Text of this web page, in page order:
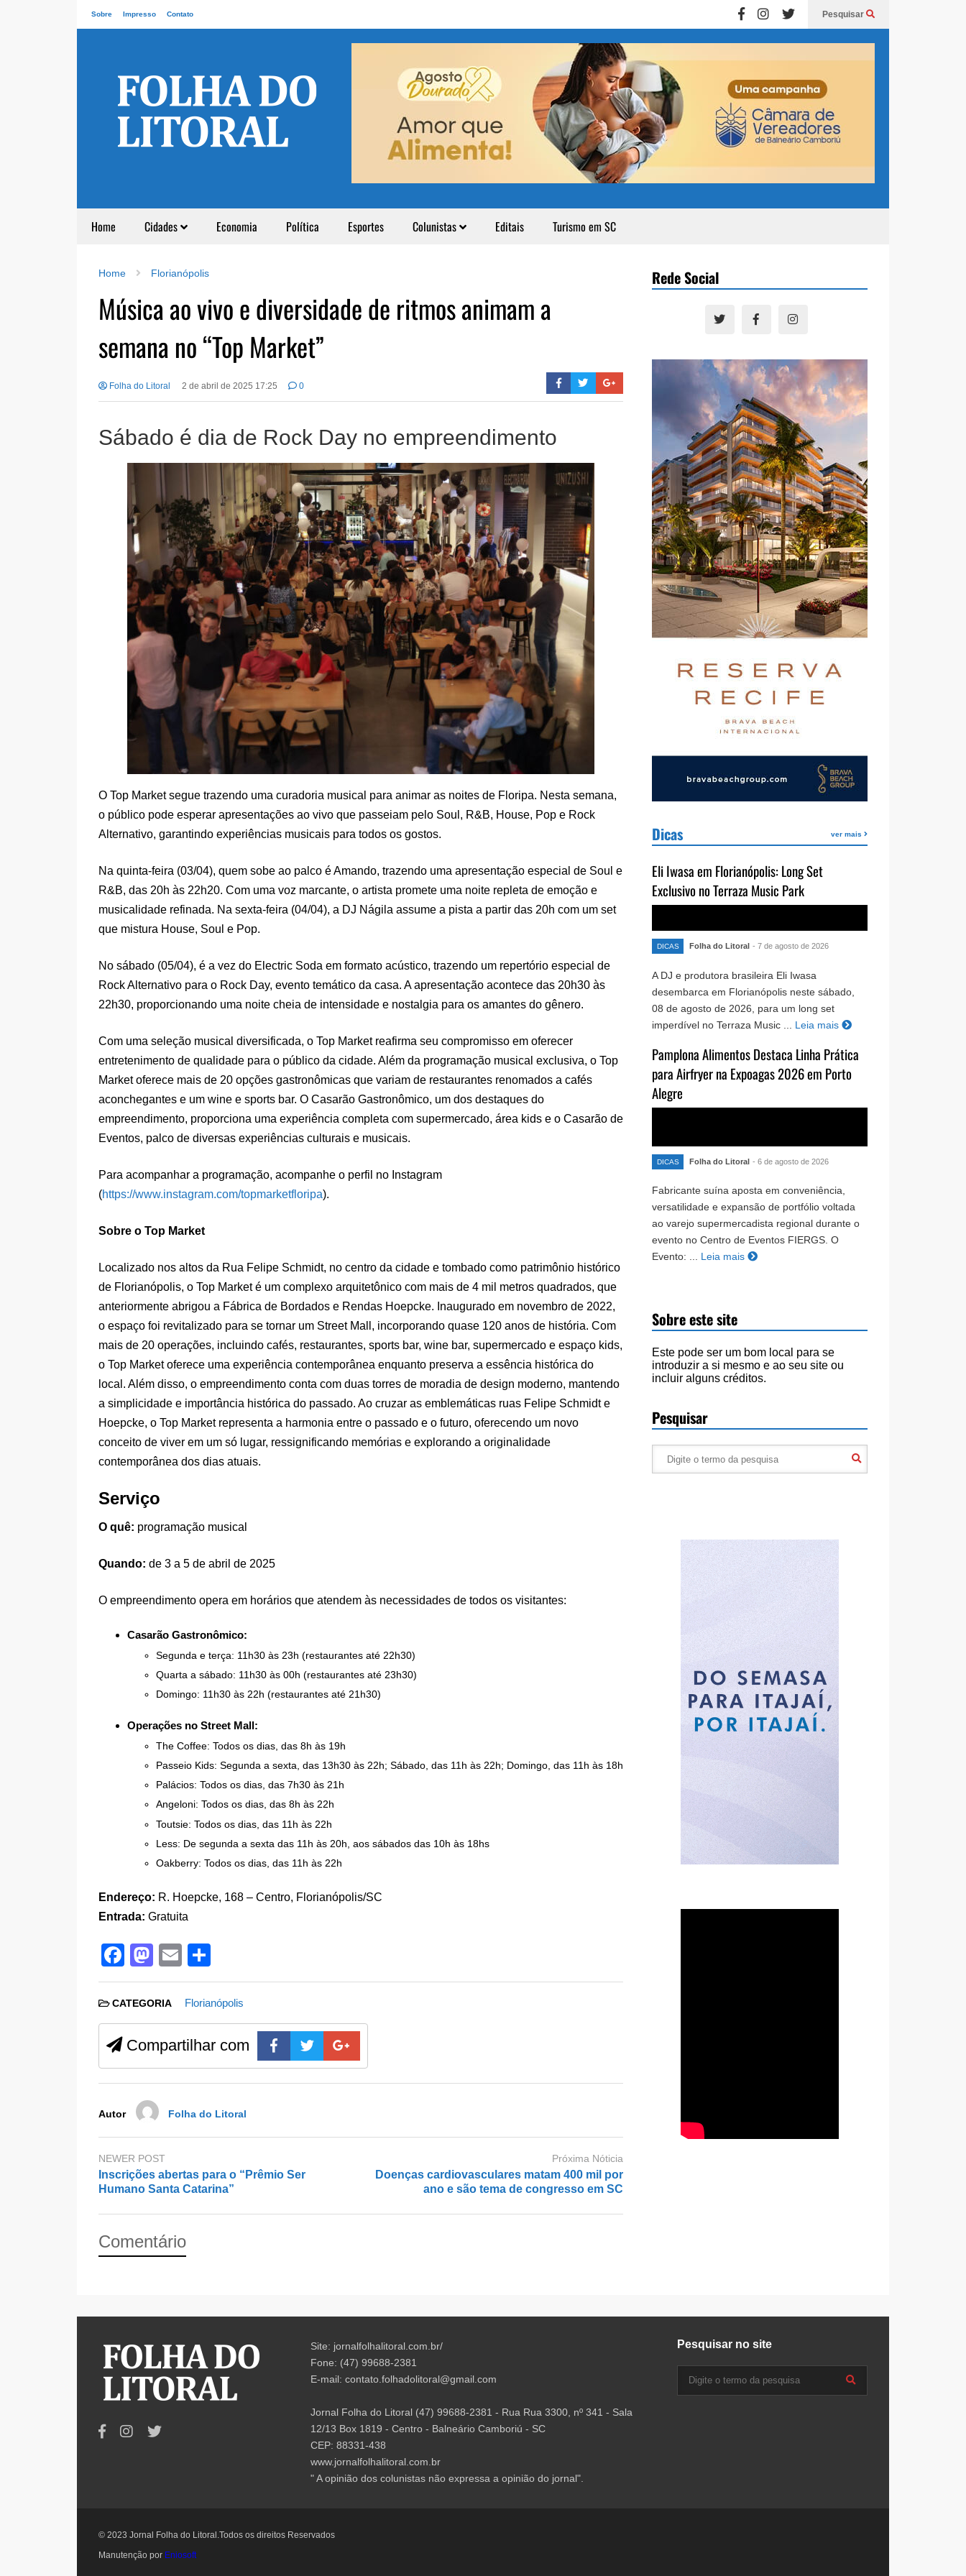
Sobre Impresso Contato Pesquisar
Home Cidades Economia Política Esportes Colunistas Editais Turismo em SC
Home Florianópolis
Música ao vivo e diversidade de ritmos animam a
semana no “Top Market”
Folha do Litoral 2 de abril de 2025 17:25 0
Sábado é dia de Rock Day no empreendimento
O Top Market segue trazendo uma curadoria musical para animar as noites de Floripa. Nesta semana,
o público pode esperar apresentações ao vivo que passeiam pelo Soul, R&B, House, Pop e Rock
Alternativo, garantindo experiências musicais para todos os gostos.
Na quinta-feira (03/04), quem sobe ao palco é Amando, trazendo uma apresentação especial de Soul e
R&B, das 20h às 22h20. Com uma voz marcante, o artista promete uma noite repleta de emoção e
musicalidade refinada. Na sexta-feira (04/04), a DJ Nágila assume a pista a partir das 20h com um set
que mistura House, Soul e Pop.
No sábado (05/04), é a vez do Electric Soda em formato acústico, trazendo um repertório especial de
Rock Alternativo para o Rock Day, evento temático da casa. A apresentação acontece das 20h30 às
22h30, proporcionando uma noite cheia de intensidade e nostalgia para os amantes do gênero.
Com uma seleção musical diversificada, o Top Market reafirma seu compromisso em oferecer
entretenimento de qualidade para o público da cidade. Além da programação musical exclusiva, o Top
Market oferece mais de 20 opções gastronômicas que variam de restaurantes renomados a cafés
aconchegantes e um wine e sports bar. O Casarão Gastronômico, um dos destaques do
empreendimento, proporciona uma experiência completa com supermercado, área kids e o Casarão de
Eventos, palco de diversas experiências culturais e musicais.
Para acompanhar a programação, acompanhe o perfil no Instagram
(https://www.instagram.com/topmarketfloripa).
Sobre o Top Market
Localizado nos altos da Rua Felipe Schmidt, no centro da cidade e tombado como patrimônio histórico
de Florianópolis, o Top Market é um complexo arquitetônico com mais de 4 mil metros quadrados, que
anteriormente abrigou a Fábrica de Bordados e Rendas Hoepcke. Inaugurado em novembro de 2022,
o espaço foi revitalizado para se tornar um Street Mall, incorporando quase 120 anos de história. Com
mais de 20 operações, incluindo cafés, restaurantes, sports bar, wine bar, supermercado e espaço kids,
o Top Market oferece uma experiência contemporânea enquanto preserva a essência histórica do
local. Além disso, o empreendimento conta com duas torres de moradia de design moderno, mantendo
a simplicidade e importância histórica do passado. Ao cruzar as emblemáticas ruas Felipe Schmidt e
Hoepcke, o Top Market representa a harmonia entre o passado e o futuro, oferecendo um novo
conceito de viver em um só lugar, ressignificando memórias e explorando a originalidade
contemporânea dos dias atuais.
Serviço
O quê: programação musical
Quando: de 3 a 5 de abril de 2025
O empreendimento opera em horários que atendem às necessidades de todos os visitantes:
Casarão Gastronômico:
Segunda e terça: 11h30 às 23h (restaurantes até 22h30)
Quarta a sábado: 11h30 às 00h (restaurantes até 23h30)
Domingo: 11h30 às 22h (restaurantes até 21h30)
Operações no Street Mall:
The Coffee: Todos os dias, das 8h às 19h
Passeio Kids: Segunda a sexta, das 13h30 às 22h; Sábado, das 11h às 22h; Domingo, das 11h às 18h
Palácios: Todos os dias, das 7h30 às 21h
Angeloni: Todos os dias, das 8h às 22h
Toutsie: Todos os dias, das 11h às 22h
Less: De segunda a sexta das 11h às 20h, aos sábados das 10h às 18hs
Oakberry: Todos os dias, das 11h às 22h
Endereço: R. Hoepcke, 168 – Centro, Florianópolis/SC
Entrada: Gratuita
F
a
c
e
b
o
k
M
a
st
o
d
o
E
m
ail
h
ar
e
CATEGORIA Florianópolis
Compartilhar com
Autor Folha do Litoral
NEWER POST
Inscrições abertas para o “Prêmio Ser
Humano Santa Catarina”
Próxima Nóticia
Doenças cardiovasculares matam 400 mil por
ano e são tema de congresso em SC
Comentário
Rede Social
Dicas ver mais
Eli Iwasa em Florianópolis: Long Set
Exclusivo no Terraza Music Park
DICAS Folha do Litoral - 7 de agosto de 2026
A DJ e produtora brasileira Eli Iwasa
desembarca em Florianópolis neste sábado,
08 de agosto de 2026, para um long set
imperdível no Terraza Music ...
Leia mais
Pamplona Alimentos Destaca Linha Prática
para Airfryer na Expoagas 2026 em Porto
Alegre
DICAS Folha do Litoral - 6 de agosto de 2026
Fabricante suína aposta em conveniência,
versatilidade e expansão de portfólio voltada
ao varejo supermercadista regional durante o
evento no Centro de Eventos FIERGS. O
Evento: ... Leia mais
Sobre este site
Este pode ser um bom local para se
introduzir a si mesmo e ao seu site ou
incluir alguns créditos.
Pesquisar
Site: jornalfolhalitoral.com.br/
Fone: (47) 99688-2381
E-mail:contato.folhadolitoral@gmail.com
Jornal Folha do Litoral (47) 99688-2381 - Rua Rua 3300, nº 341 - Sala
12/13 Box 1819 - Centro - Balneário Camboriú - SC
CEP: 88331-438
www.jornalfolhalitoral.com.br
" A opinião dos colunistas não expressa a opinião do jornal".
Pesquisar no site
© 2023 Jornal Folha do Litoral.Todos os direitos Reservados
Manutenção por Eniosoft